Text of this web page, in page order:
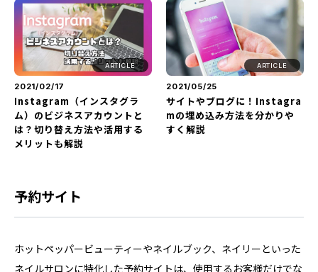
ARTICLE
2021/02/17
Instagram（インスタグラ
ム）のビジネスアカウントと
は？切り替え方法や活用する
メリットも解説
ARTICLE
2021/05/25
サイトやブログに！Instagra
mの埋め込み方法を分かりや
すく解説
予約サイト
ホットペッパービューティーやネイルブック、ネイリーといった
ネイルサロンに特化した予約サイトは、使用するお客様だけでな